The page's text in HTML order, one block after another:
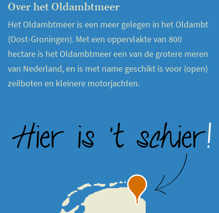
Over het Oldambtmeer
Het Oldambtmeer is een meer gelegen in het Oldambt
(Oost-Groningen). Met een oppervlakte van 800
hectare is het Oldambtmeer een van de grotere meren
van Nederland, en is met name geschikt is voor (open)
zeilboten en kleinere motorjachten.